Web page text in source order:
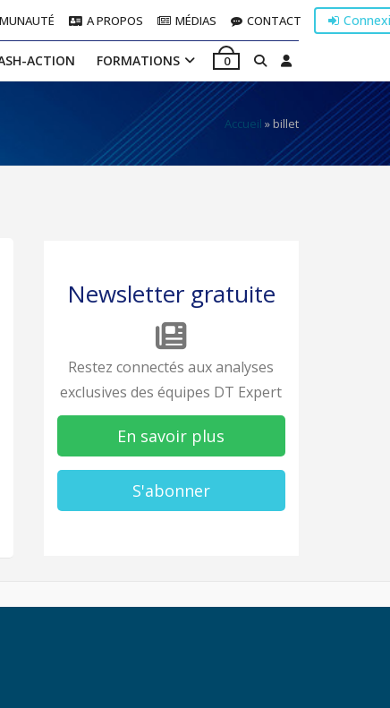
ACTION FORMATIONS 0
A PROPOS MÉDIAS CONTACT
Accueil »billet
Newsletter gratuite
Restez connectés aux analyses
exclusives des équipes DT Expert
En savoir plus
S'abonner